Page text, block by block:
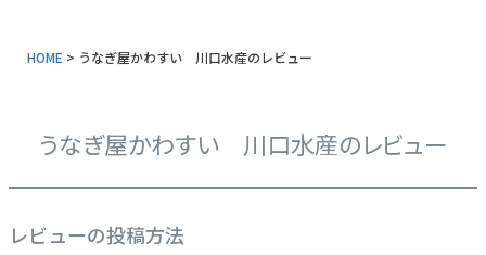
HOME うなぎ屋かわすい 川口水産のレビュー
うなぎ屋かわすい 川口水産のレビュー
レビューの投稿方法
業務用商品